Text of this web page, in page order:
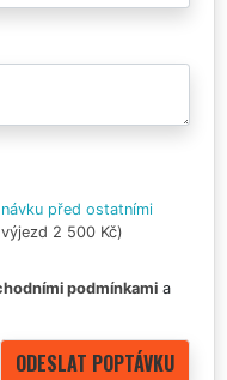
před ostatními
2 500 Kč)
podmínkami a